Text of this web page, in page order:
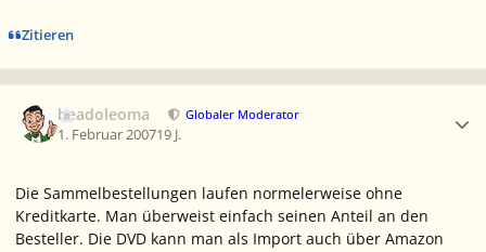
Zitieren
beadoleoma Globaler Moderator
1. Februar 200719 J.
Die Sammelbestellungen laufen normelerweise ohne
Kreditkarte. Man überweist einfach seinen Anteil an den
Besteller. Die DVD kann man als Import auch über Amazon